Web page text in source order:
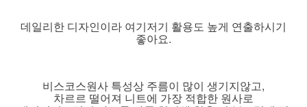
데일리한 디자인이라 여기저기 활용도 높게 연출하시기
좋아요.
비스코스원사 특성상 주름이 많이 생기지않고,
차르르 떨어져 니트에 가장 적합한 원사로